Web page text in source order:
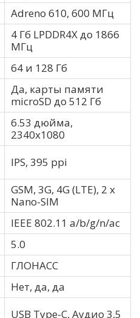
Adreno 610, 600 МГц
4 Гб LPDDR4X до 1866
МГц
64 и 128 Гб
Да, карты памяти
microSD до 512 Гб
6.53 дюйма,
2340х1080
IPS, 395 ppi
GSM, 3G, 4G (LTE), 2 х
Nano-SIM
IEEE 802.11 a/b/g/n/ac
5.0
ГЛОНАСС
Нет, да, да
USB Type-C, Аудио 3,5